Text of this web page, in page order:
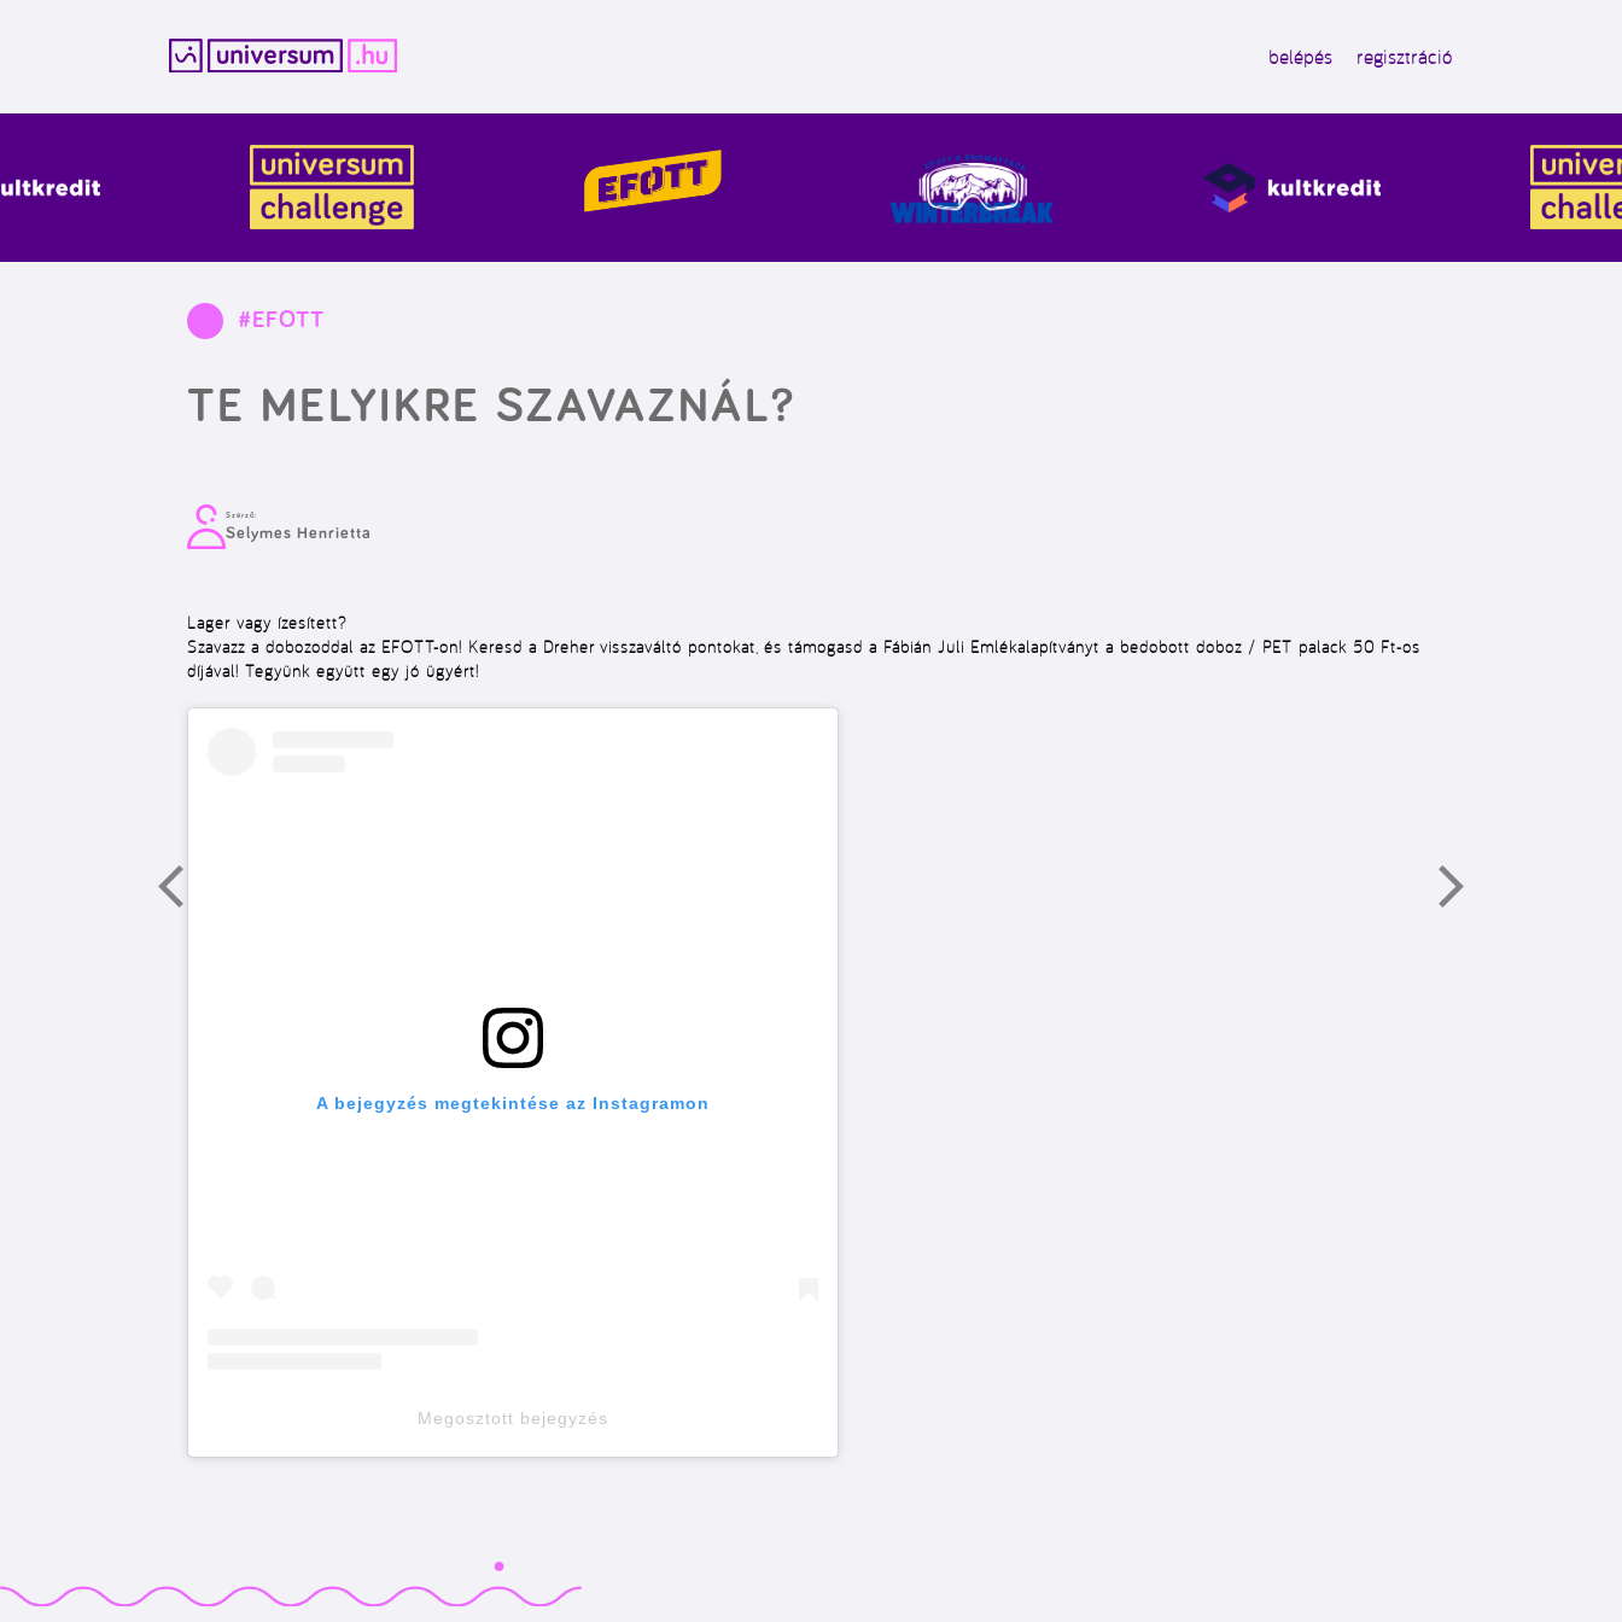
belépés regisztráció
#EFOTT
TE MELYIKRE SZAVAZNÁL?
Szerző:
Selymes Henrietta
Lager vagy ízesített?
Szavazz a dobozoddal az EFOTT-on! Keresd a Dreher visszaváltó pontokat, és támogasd a Fábián Juli Emlékalapítványt a bedobott doboz / PET palack 50 Ft-os
díjával! Tegyünk együtt egy jó ügyért!
A bejegyzés megtekintése az Instagramon
Megosztott bejegyzés